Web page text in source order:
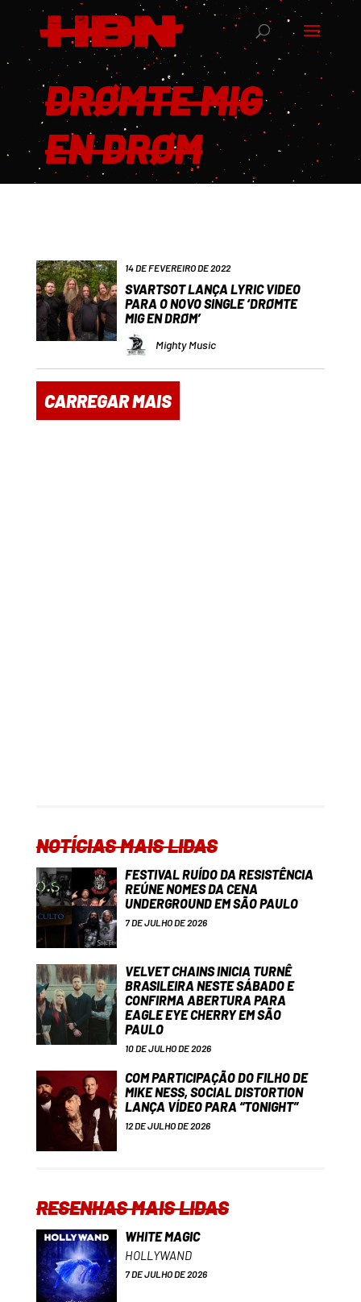
DRØMTE MIG
EN DRØM
14 DE FEVEREIRO DE 2022
SVARTSOT LANÇA LYRIC VIDEO
PARA O NOVO SINGLE ‘DRØMTE
MIG EN DRØM’
Mighty Music
CARREGAR MAIS
NOTÍCIAS MAIS LIDAS
FESTIVAL RUÍDO DA RESISTÊNCIA
REÚNE NOMES DA CENA
UNDERGROUND EM SÃO PAULO
7 DE JULHO DE 2026
VELVET CHAINS INICIA TURNÊ
BRASILEIRA NESTE SÁBADO E
CONFIRMA ABERTURA PARA
EAGLE EYE CHERRY EM SÃO
PAULO
10 DE JULHO DE 2026
COM PARTICIPAÇÃO DO FILHO DE
MIKE NESS, SOCIAL DISTORTION
LANÇA VÍDEO PARA “TONIGHT”
12 DE JULHO DE 2026
RESENHAS MAIS LIDAS
WHITE MAGIC
HOLLYWAND
7 DE JULHO DE 2026